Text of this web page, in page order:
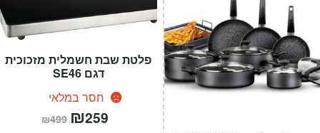
פלטת שבת חשמלית מזכוכית
דגם SE46
חסר במלאי
₪499 המחיר
המקורי
₪259